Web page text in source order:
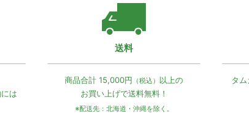
は
送料
商品合計 15,000円 （税込） 以上の
お買い上げで送料無料！
※配送先：北海道・沖縄を除く。
タ